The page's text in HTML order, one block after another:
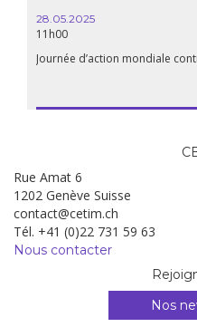
28.05.2025
11h00
Journée d’action mondiale
Rue Amat 6
1202 Genève Suisse
contact@cetim.ch
Tél. +41 (0)22 731 59 63
Nous contacter
Nos